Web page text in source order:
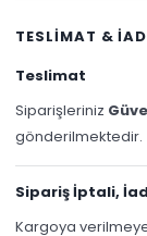
TESLİMAT &
Teslimat
Siparişleriniz
gönderilmektedir.
Sipariş İptali,
Kargoya